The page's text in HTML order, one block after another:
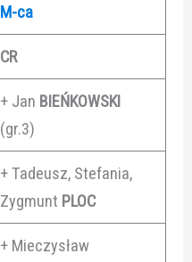
M-ca
CR
+ Jan BIEŃKOWSKI
(gr.3)
+ Tadeusz, Stefania,
Zygmunt PLOC
+ Mieczysław